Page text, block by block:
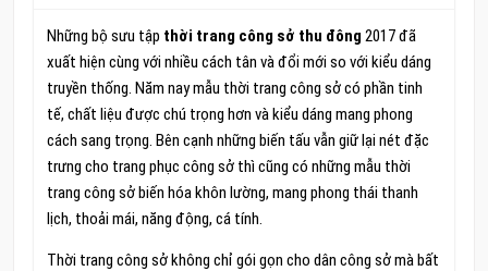
Những bộ sưu tập thời trang công sở thu đông2017 đã
xuất hiện cùng với nhiều cách tân và đổi mới so với kiểu dáng
truyền thống. Năm nay mẫu thời trang công sở có phần tinh
tế, chất liệu được chú trọng hơn và kiểu dáng mang phong
cách sang trọng. Bên cạnh những biến tấu vẫn giữ lại nét đặc
trưng cho trang phục công sở thì cũng có những mẫu thời
trang công sở biến hóa khôn lường, mang phong thái thanh
lịch, thoải mái, năng động, cá tính.
Thời trang công sở không chỉ gói gọn cho dân công sở mà bất